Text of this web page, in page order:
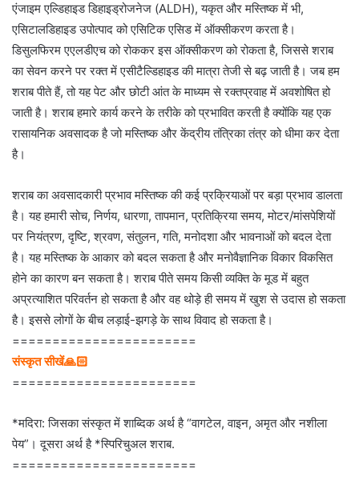
एंजाइम एल्डिहाइड डिहाइड्रोजनेज (ALDH), यकृत और मस्तिष्क में भी,
एसिटालडिहाइड उपोत्पाद को एसिटिक एसिड में ऑक्सीकरण करता है।
डिसुलफिरम एएलडीएच को रोककर इस ऑक्सीकरण को रोकता है, जिससे शराब
का सेवन करने पर रक्त में एसीटैल्डिहाइड की मात्रा तेजी से बढ़ जाती है। जब हम
शराब पीते हैं, तो यह पेट और छोटी आंत के माध्यम से रक्तप्रवाह में अवशोषित हो
जाती है। शराब हमारे कार्य करने के तरीके को प्रभावित करती है क्योंकि यह एक
रासायनिक अवसादक है जो मस्तिष्क और केंद्रीय तंत्रिका तंत्र को धीमा कर देता
है।
शराब का अवसादकारी प्रभाव मस्तिष्क की कई प्रक्रियाओं पर बड़ा प्रभाव डालता
है। यह हमारी सोच, निर्णय, धारणा, तापमान, प्रतिक्रिया समय, मोटर/मांसपेशियों
पर नियंत्रण, दृष्टि, श्रवण, संतुलन, गति, मनोदशा और भावनाओं को बदल देता
है। यह मस्तिष्क के आकार को बदल सकता है और मनोवैज्ञानिक विकार विकसित
होने का कारण बन सकता है। शराब पीते समय किसी व्यक्ति के मूड में बहुत
अप्रत्याशित परिवर्तन हो सकता है और वह थोड़े ही समय में खुश से उदास हो सकता
है। इससे लोगों के बीच लड़ाई-झगड़े के साथ विवाद हो सकता है।
=======================
संस्कृत सीखें🙏🏻
=======================
*मदिरा: जिसका संस्कृत में शाब्दिक अर्थ है “वागटेल, वाइन, अमृत और नशीला
पेय”। दूसरा अर्थ है *स्पिरिचुअल शराब.
=======================